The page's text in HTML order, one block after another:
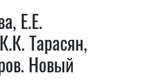
Е.Е.
Тарасян,
Новый